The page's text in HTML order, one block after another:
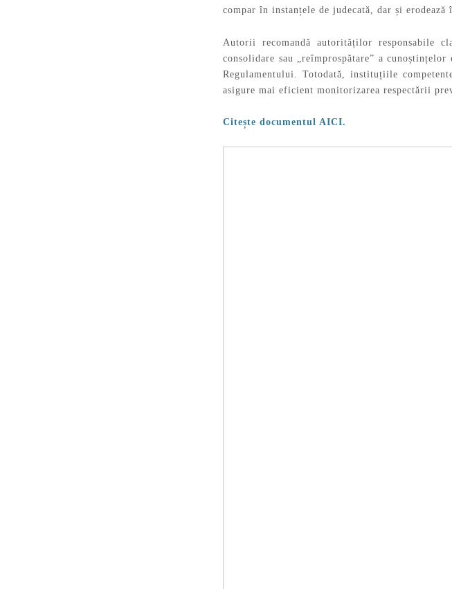
compar în instanțele de judecată, dar și
Autorii recomandă autorităților responsabile
consolidare sau „reîmprospătare” a
Regulamentului. Totodată, instituțiile
asigure mai eficient monitorizarea respectării
Citește documentul AICI.